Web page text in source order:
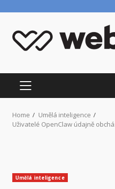
content
PRIMARY
MENU
Home
Umělá inteligence
Uživatelé OpenClaw údajně
Umělá inteligence